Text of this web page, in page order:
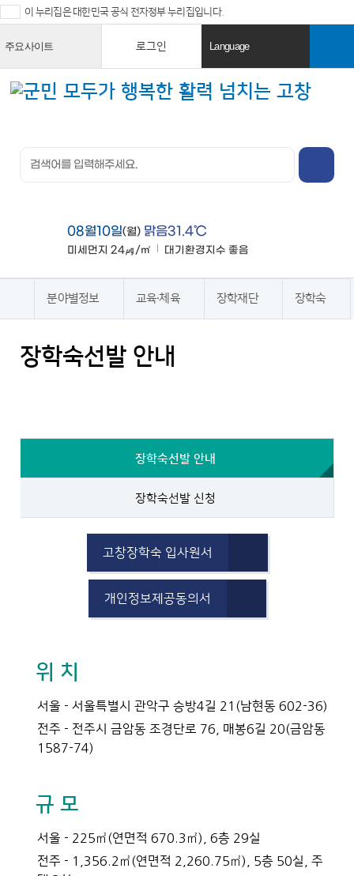
이 누리집은 대한민국 공식 전자정부 누리집입니다.
주요사이트 로그인 Language
기
08월10일(월) 맑음31.4℃
미세먼지 24㎍/㎥ 대기환경지수 좋음
열기
분야별정보 교육·체육 장학재단 장학숙
장학숙선발 안내
장학숙선발 안내
장학숙선발 신청
고창장학숙 입사원서
개인정보제공동의서
위 치
서울 - 서울특별시 관악구 승방4길 21(남현동 602-36)
전주 - 전주시 금암동 조경단로 76, 매봉6길 20(금암동
1587-74)
규 모
서울 - 225㎡(연면적 670.3㎡), 6층 29실
전주 - 1,356.2㎡(연면적 2,260.75㎡), 5층 50실, 주